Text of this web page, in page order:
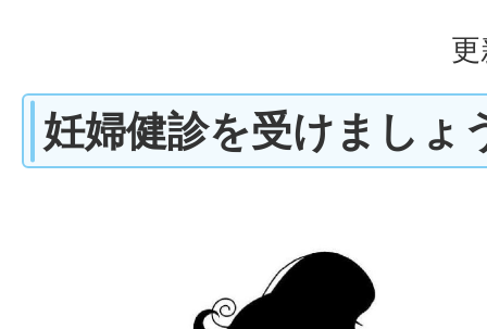
妊婦健診を受けましょ